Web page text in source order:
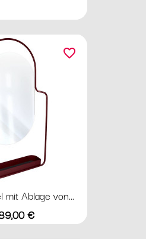
mit Ablage von...
€
favorite_border